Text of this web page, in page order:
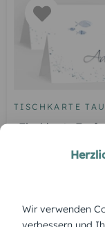
TISCHKARTE
Tischkarte Taufe
ÜBERBLICK:
Wir verwenden
verbessern und